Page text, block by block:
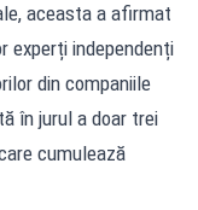
aceasta a afirmat
experți independenți
din companiile
în jurul a doar trei
cumulează